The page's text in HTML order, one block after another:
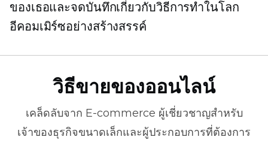
ของเธอและจดบันทึกเกี่ยวกับวิธีการทำในโลก
อีคอมเมิร์ซอย่างสร้างสรรค์
วิธีขายของออนไลน์
เคล็ดลับจาก E-commerce ผู้เชี่ยวชาญสำหรับ
เจ้าของธุรกิจขนาดเล็กและผู้ประกอบการที่ต้องการ